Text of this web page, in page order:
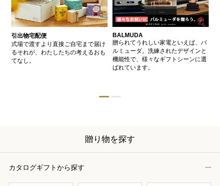
引出物宅配便
式場で渡すより直接ご自宅まで届け
るそれが、わたしたちの考えるおも
てなし。
BALMUDA
贈られてうれしい家電といえば、バ
ルミューダ。洗練されたデザインと
機能性で、様々なギフトシーンに選
ばれています。
贈り物を探す
カタログギフトから探す